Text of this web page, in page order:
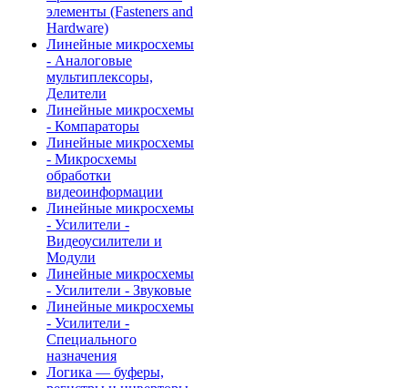
элементы (Fasteners and
Hardware)
Линейные микросхемы
- Аналоговые
мультиплексоры,
Делители
Линейные микросхемы
- Компараторы
Линейные микросхемы
- Микросхемы
обработки
видеоинформации
Линейные микросхемы
- Усилители -
Видеоусилители и
Модули
Линейные микросхемы
- Усилители - Звуковые
Линейные микросхемы
- Усилители -
Специального
назначения
Логика — буферы,